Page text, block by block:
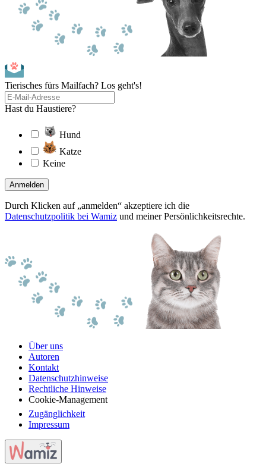
Tierisches fürs Mailfach? Los geht's!
Hast du Haustiere?
Hund
Katze
Keine
Anmelden
Durch Klicken auf „anmelden“ akzeptiere ich die
Datenschutzpolitik bei Wamiz und meiner Persönlichkeitsrechte.
Über uns
Autoren
Kontakt
Datenschutzhinweise
Rechtliche Hinweise
Cookie-Management
Zugänglichkeit
Impressum